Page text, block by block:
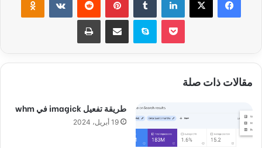
سكايب
مقالات ذات صلة
طريقة تفعيل imagick في whm
19 أبريل، 2024